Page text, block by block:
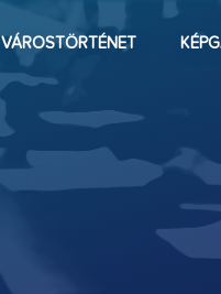
VÁROSTÖRTÉNET